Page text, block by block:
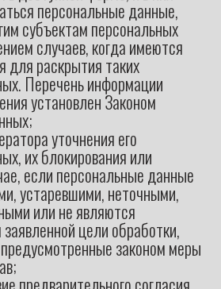
персональные данные,
субъектам персональных
случаев, когда имеются
для раскрытия таких
Перечень информации
установлен Законом
уточнения его
их блокирования или
если персональные данные
устаревшими, неточными,
или не являются
цели обработки,
законом меры